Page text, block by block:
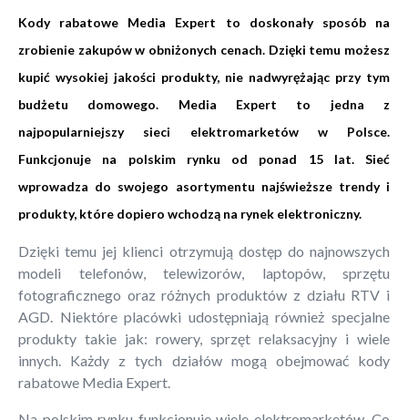
Kody rabatowe Media Expert to doskonały sposób na
zrobienie zakupów w obniżonych cenach. Dzięki temu możesz
kupić wysokiej jakości produkty, nie nadwyrężając przy tym
budżetu domowego. Media Expert to jedna z
najpopularniejszy sieci elektromarketów w Polsce.
Funkcjonuje na polskim rynku od ponad 15 lat. Sieć
wprowadza do swojego asortymentu najświeższe trendy i
produkty, które dopiero wchodzą na rynek elektroniczny.
Dzięki temu jej klienci otrzymują dostęp do najnowszych
modeli telefonów, telewizorów, laptopów, sprzętu
fotograficznego oraz różnych produktów z działu RTV i
AGD. Niektóre placówki udostępniają również specjalne
produkty takie jak: rowery, sprzęt relaksacyjny i wiele
innych. Każdy z tych działów mogą obejmować kody
rabatowe Media Expert.